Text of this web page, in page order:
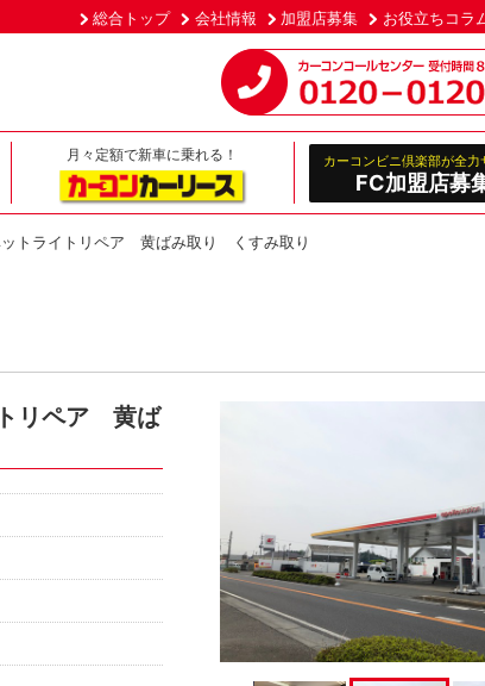
総合トップ 会社情報 加盟店募集 お役立ちコラ
月々定額で新車に乗れる！ カーコンビニ倶楽部が全力
FC加盟店募
トライトリペア 黄ばみ取り くすみ取り
リペア 黄ば